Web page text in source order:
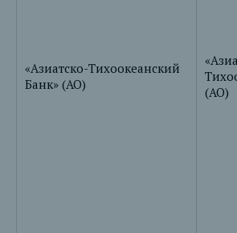
«Азиатско-Тихоокеанский
Банк» (АО)
(АО)